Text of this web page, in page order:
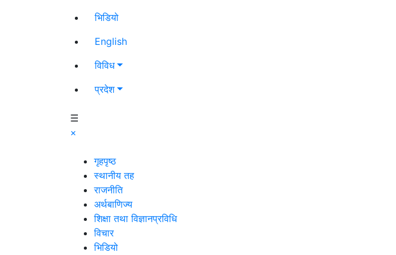
भिडियो
English
विविध
प्रदेश
☰
×
गृहपृष्ठ
स्थानीय तह
राजनीति
अर्थबाणिज्य
शिक्षा तथा विज्ञानप्रविधि
विचार
भिडियो